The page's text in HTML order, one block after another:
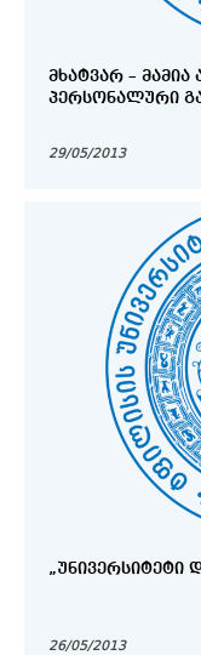
ᲛᲮᲐᲢᲕᲐᲠ – ᲛᲐᲛᲘᲐ
ᲞᲔᲠᲡᲝᲜᲐᲚᲣᲠᲘ
29/05/2013
26/05/2013